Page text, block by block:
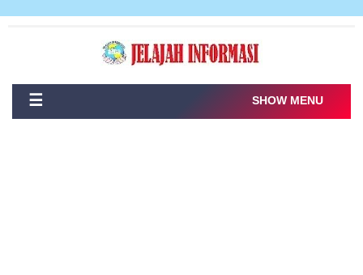
☰ SHOW MENU